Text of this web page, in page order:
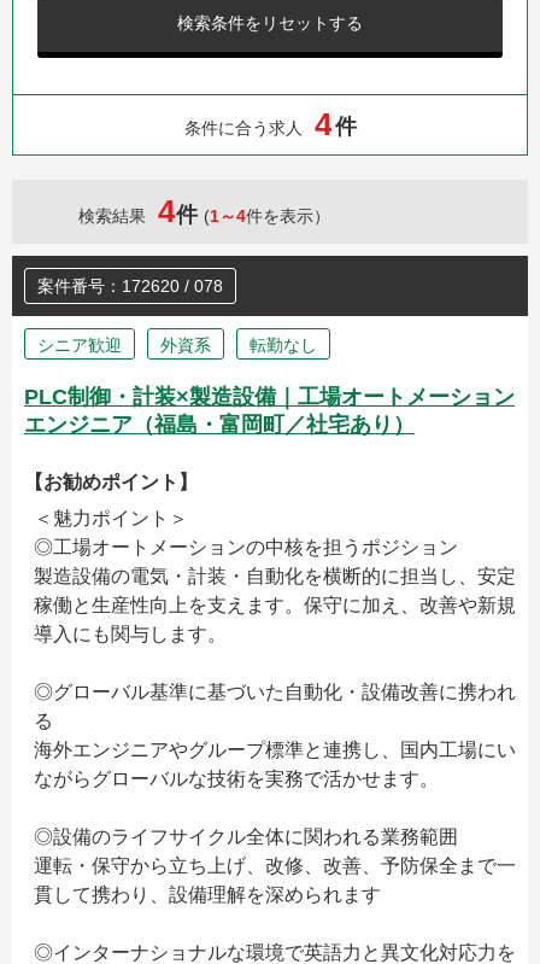
検索条件をリセットする
条件に合う求人 4件
検索結果 4件 (1～4件を表示）
案件番号：172620 / 078
シニア歓迎 外資系 転勤なし
PLC制御・計装×製造設備｜工場オートメーション
エンジニア（福島・富岡町／社宅あり）
【お勧めポイント】
＜魅力ポイント＞
◎工場オートメーションの中核を担うポジション
製造設備の電気・計装・自動化を横断的に担当し、安定
稼働と生産性向上を支えます。保守に加え、改善や新規
導入にも関与します。
◎グローバル基準に基づいた自動化・設備改善に携われ
る
海外エンジニアやグループ標準と連携し、国内工場にい
ながらグローバルな技術を実務で活かせます。
◎設備のライフサイクル全体に関われる業務範囲
運転・保守から立ち上げ、改修、改善、予防保全まで一
貫して携わり、設備理解を深められます
◎インターナショナルな環境で英語力と異文化対応力を